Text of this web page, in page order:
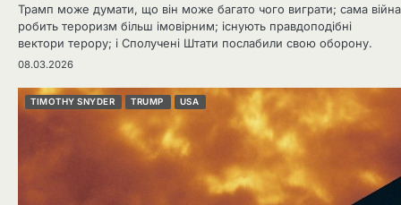
Трамп може думати, що він може багато чого виграти; сама війна
робить тероризм більш імовірним; існують правдоподібні
вектори терору; і Сполучені Штати послабили свою оборону.
08.03.2026
TIMOTHY SNYDER TRUMP USA